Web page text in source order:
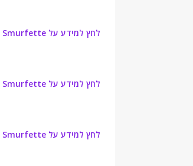
לחץ למידע על Smurfette
לחץ למידע על Smurfette
לחץ למידע על Smurfette